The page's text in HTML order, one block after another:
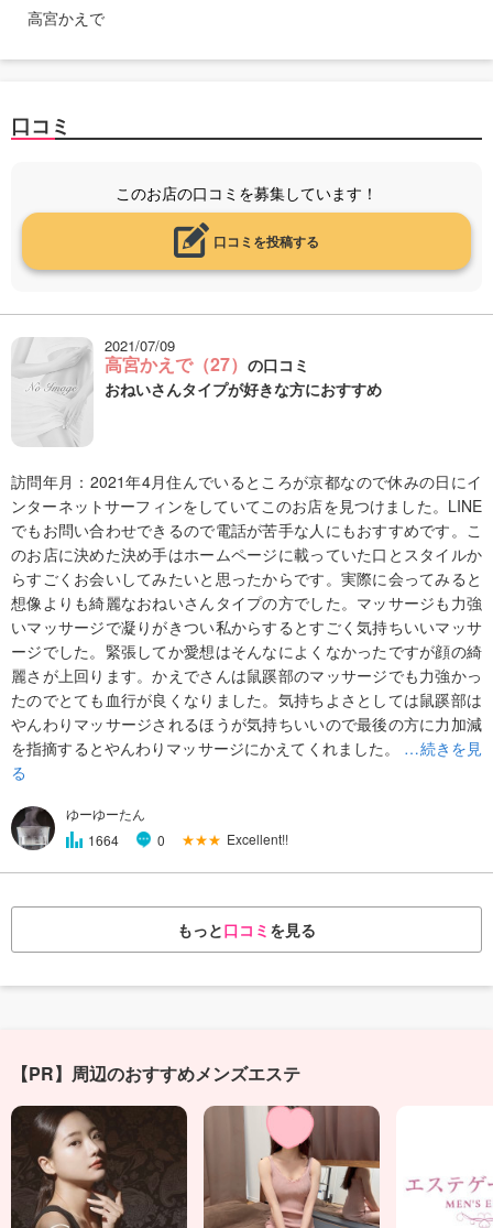
高宮かえで
口コミ
このお店の口コミを募集しています！
口コミを投稿する
2021/07/09
高宮かえで（27） の口コミ
おねいさんタイプが好きな方におすすめ
訪問年月：2021年4月住んでいるところが京都なので休みの日にイ
ンターネットサーフィンをしていてこのお店を見つけました。LINE
でもお問い合わせできるので電話が苦手な人にもおすすめです。こ
のお店に決めた決め手はホームページに載っていた口とスタイルか
らすごくお会いしてみたいと思ったからです。実際に会ってみると
想像よりも綺麗なおねいさんタイプの方でした。マッサージも力強
いマッサージで凝りがきつい私からするとすごく気持ちいいマッサ
ージでした。緊張してか愛想はそんなによくなかったですが顔の綺
麗さが上回ります。かえでさんは鼠蹊部のマッサージでも力強かっ
たのでとても血行が良くなりました。気持ちよさとしては鼠蹊部は
やんわりマッサージされるほうが気持ちいいので最後の方に力加減
を指摘するとやんわりマッサージにかえてくれました。 …続きを見
る
ゆーゆーたん
1664
0 ★★★ Excellent!!
もっと口コミ を見る
【PR】周辺のおすすめメンズエステ